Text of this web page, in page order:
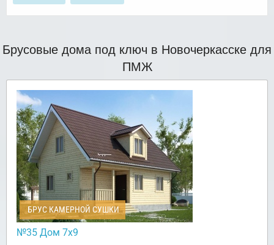
Брусовые дома под ключ в Новочеркасске для
ПМЖ
БРУС КАМЕРНОЙ СУШКИ
№35 Дом 7х9